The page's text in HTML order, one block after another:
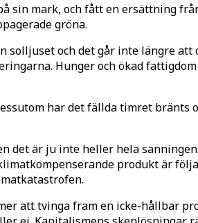
sin mark, och fått en ersättning
gröna.
solljuset och det går inte längre att
Hunger och ökad
har det fällda timret bränts
är ju inte heller hela sanningen.
produkt är
att tvinga fram en icke-hållbar